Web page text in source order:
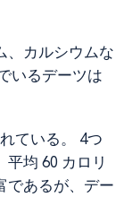
、カルシウムな
いるデーツは
ている。 4つ
均 60 カロリ
であるが、デー